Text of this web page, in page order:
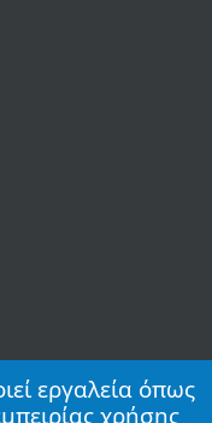
εργαλεία όπως
χρήσης